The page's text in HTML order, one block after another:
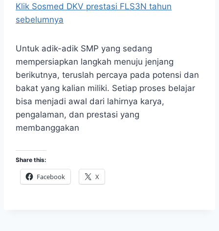
Klik Sosmed DKV prestasi FLS3N tahun
sebelumnya
Untuk adik-adik SMP yang sedang
mempersiapkan langkah menuju jenjang
berikutnya, teruslah percaya pada potensi dan
bakat yang kalian miliki. Setiap proses belajar
bisa menjadi awal dari lahirnya karya,
pengalaman, dan prestasi yang
membanggakan
Share this:
Facebook X